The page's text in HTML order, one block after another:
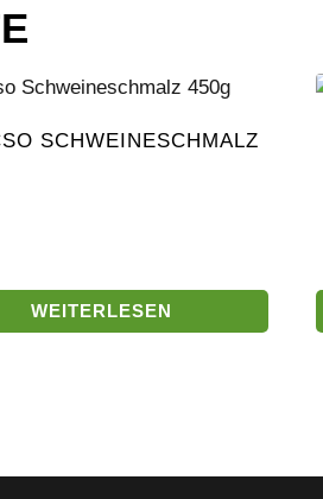
SCHWEINESCHMALZ
WEITERLESEN